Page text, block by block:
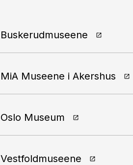
Buskerudmuseene
MiA Museene i Akershus
Oslo Museum
Vestfoldmuseene